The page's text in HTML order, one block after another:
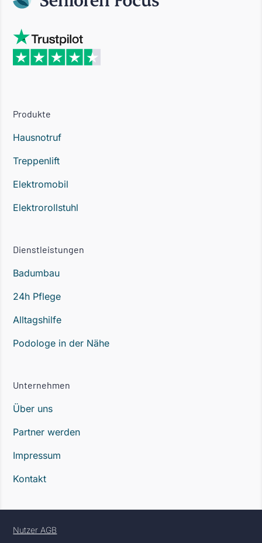
Produkte
Hausnotruf
Treppenlift
Elektromobil
Elektrorollstuhl
Dienstleistungen
Badumbau
24h Pflege
Alltagshilfe
Podologe in der Nähe
Unternehmen
Über uns
Partner werden
Impressum
Kontakt
Nutzer AGB